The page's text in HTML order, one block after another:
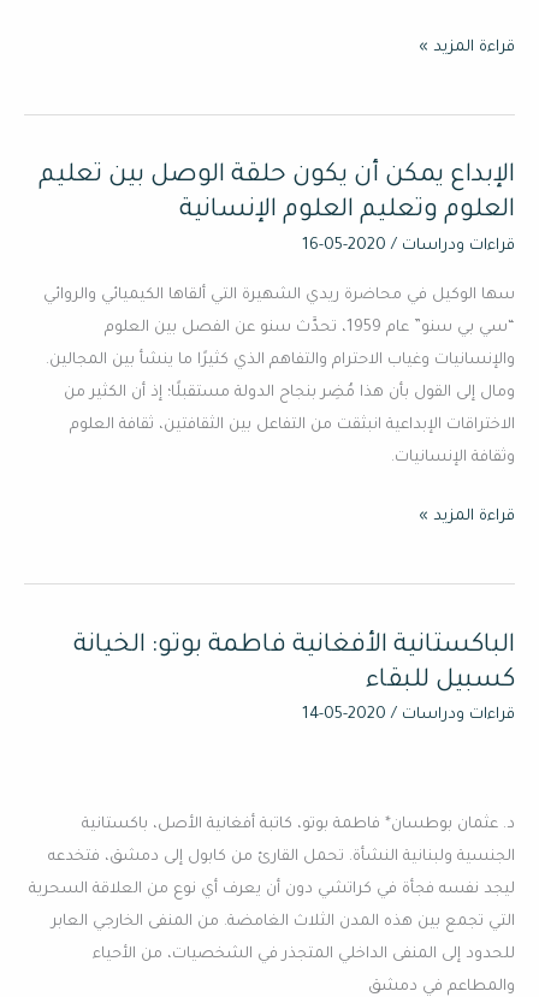
قراءة المزيد »
الإبداع يمكن أن يكون حلقة الوصل بين تعليم
العلوم وتعليم العلوم الإنسانية
قراءات ودراسات /
2020-05-16
سها الوكيل في محاضرة ريدي الشهيرة التي ألقاها الكيميائي والروائي
“سي بي سنو” عام 1959، تحدَّث سنو عن الفصل بين العلوم
والإنسانيات وغياب الاحترام والتفاهم الذي كثيرًا ما ينشأ بين المجالين.
ومال إلى القول بأن هذا مُضِر بنجاح الدولة مستقبلًا؛ إذ أن الكثير من
الاختراقات الإبداعية انبثقت من التفاعل بين الثقافتين، ثقافة العلوم
وثقافة الإنسانيات.
الإبداع
يمكن
أن
حلقة
الوصل
بين
تعليم
العلوم
وتعليم
قراءة المزيد »
الباكستانية الأفغانية فاطمة بوتو: الخيانة
كسبيل للبقاء
قراءات ودراسات /
2020-05-14
د. عثمان بوطسان* فاطمة بوتو، كاتبة أفغانية الأصل، باكستانية
الجنسية ولبنانية النشأة. تحمل القارئ من كابول إلى دمشق، فتخدعه
ليجد نفسه فجأة في كراتشي دون أن يعرف أي نوع من العلاقة السحرية
التي تجمع بين هذه المدن الثلاث الغامضة. من المنفى الخارجي العابر
للحدود إلى المنفى الداخلي المتجذر في الشخصيات، من الأحياء
والمطاعم في دمشق
الباكستانية
الأفغانية
فاطمة